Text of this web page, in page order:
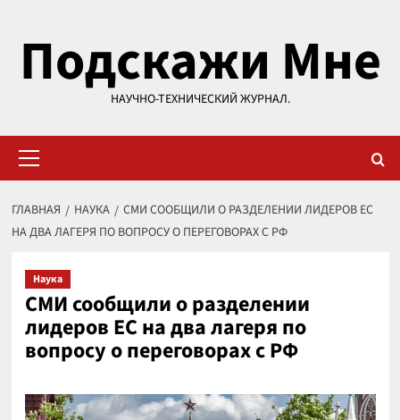
содержимому
Подскажи Мне
НАУЧНО-ТЕХНИЧЕСКИЙ ЖУРНАЛ.
меню
ГЛАВНАЯ НАУКА
СМИ СООБЩИЛИ О РАЗДЕЛЕНИИ ЛИДЕРОВ ЕС
НА ДВА ЛАГЕРЯ ПО ВОПРОСУ О ПЕРЕГОВОРАХ С РФ
Наука
СМИ сообщили о разделении
лидеров ЕС на два лагеря по
вопросу о переговорах с РФ